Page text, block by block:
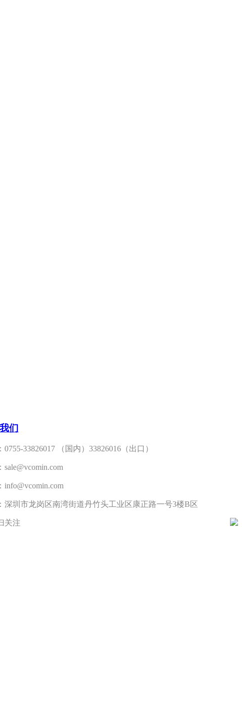
们
0755-33826017 （国内）33826016（出口）
sale@vcomin.com
info@vcomin.com
深圳市龙岗区南湾街道丹竹头工业区康正路一号3楼B区
关注